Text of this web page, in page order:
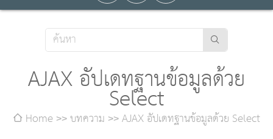
AJAX อัปเดทฐานข้อมูลด้วย
Select
Home บทความ AJAX อัปเดทฐานข้อมูลด้วย Select